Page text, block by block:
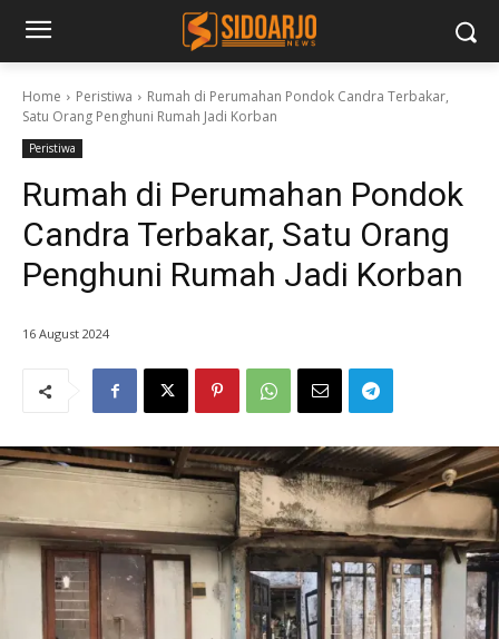
Home Peristiwa
Rumah di Perumahan Pondok Candra Terbakar,
Satu Orang Penghuni Rumah Jadi Korban
Peristiwa
Rumah di Perumahan Pondok
Candra Terbakar, Satu Orang
Penghuni Rumah Jadi Korban
16 August 2024